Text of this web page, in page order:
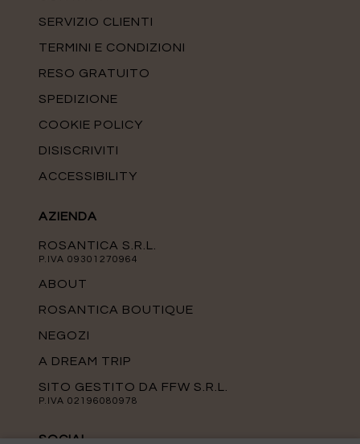
SERVIZIO CLIENTI
TERMINI E CONDIZIONI
RESO GRATUITO
SPEDIZIONE
COOKIE POLICY
DISISCRIVITI
ACCESSIBILITY
AZIENDA
ROSANTICA S.R.L.
P.IVA 09301270964
ABOUT
ROSANTICA BOUTIQUE
NEGOZI
A DREAM TRIP
SITO GESTITO DA FFW S.R.L.
P.IVA 02196080978
SOCIAL